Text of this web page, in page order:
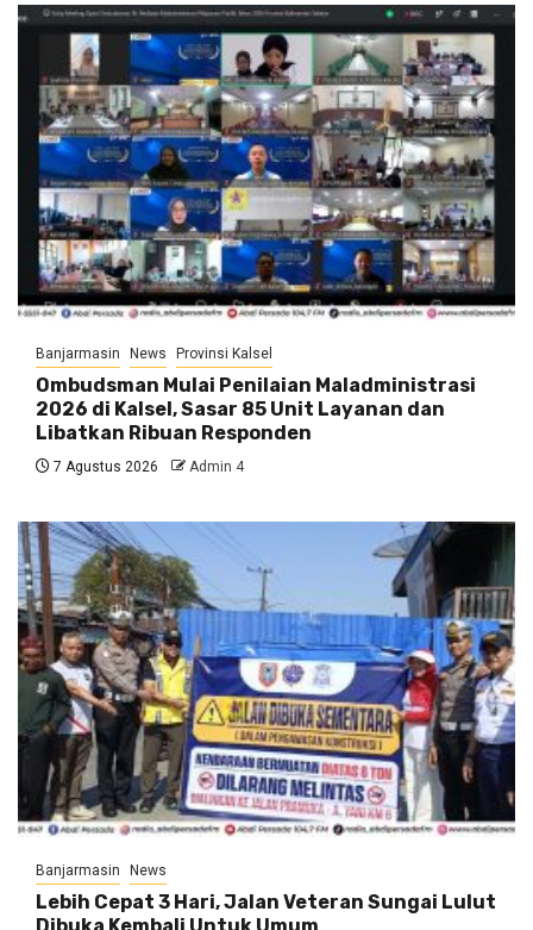
Banjarmasin News Provinsi Kalsel
Ombudsman Mulai Penilaian Maladministrasi
2026 di Kalsel, Sasar 85 Unit Layanan dan
Libatkan Ribuan Responden
7 Agustus 2026 Admin 4
Banjarmasin News
Lebih Cepat 3 Hari, Jalan Veteran Sungai Lulut